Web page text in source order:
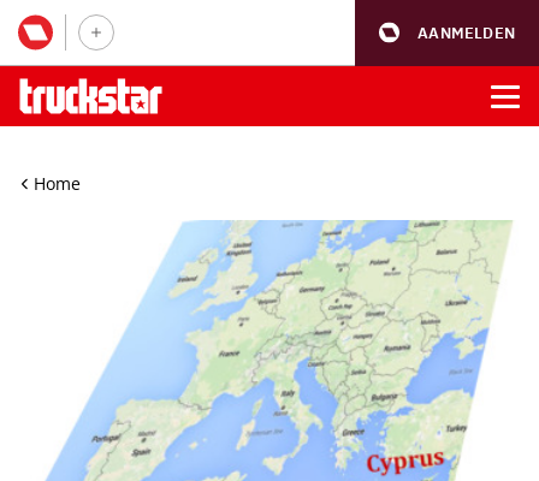
AANMELDEN
Home